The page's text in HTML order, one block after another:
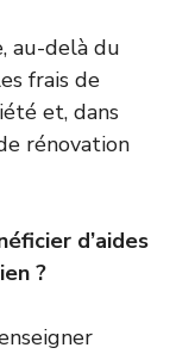
au-delà du
frais de
et, dans
rénovation
d’aides
?